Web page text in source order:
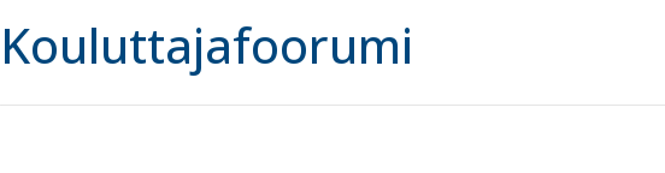
Kouluttajafoorumi